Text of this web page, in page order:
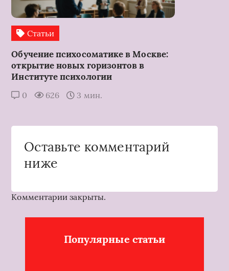
Статьи
Обучение психосоматике в Москве:
открытие новых горизонтов в
Институте психологии
0 626 3 мин.
Оставьте комментарий
ниже
Комментарии закрыты.
Популярные статьи